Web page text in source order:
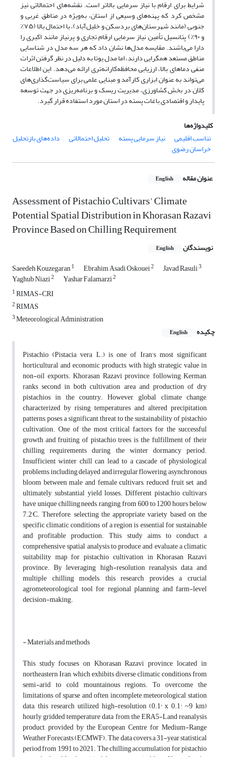
شرایط برای ارقام با نیاز سرمایی بالاتر است. نقشه‌های احتمالاتی نیز
مشخص کرد که پهنه‌های وسیعی از استان، به‌ویژه در مناطق غربی و
جنوبی (مانند شهرستان‌های بردسکن و خلیل‌آباد)، با احتمال بالا (۷۵٪
و ۹۰٪) پتانسیل تأمین نیاز سرمایی ارقام تجاری و پرنیاز مانند اکبری را
دارا می‌باشند. مقایسه مدل‌ها نشان داد که هر سه مدل در شناسایی
مناطق مستعد همگرایی دارند، اما مدل یوتا به دلیل در نظر گرفتن اثرات
منفی دماهای بالا، ارزیابی محافظه‌کارانه‌تری ارائه می‌دهد. این اطلاعات
می‌تواند به عنوان ابزاری کارآمد و مبنایی علمی برای سیاست‌گذاری‌های
کلان در بخش کشاورزی، مدیریت ریسک و برنامه‌ریزی در جهت توسعه
پایدار و اقتصادی باغات پسته در استان مورد استفاده قرار گیرد.
کلیدواژه‌ها
تناسب اقلیمی
نیاز سرمایی پسته تحلیل احتمالاتی داده‌های بازتحلیل
خراسان رضوی
عنوان مقاله English
Assessment of Pistachio Cultivars' Climate
Potential Spatial Distribution in Khorasan Razavi
Province Based on Chilling Requirement
نویسندگان English
Saeedeh Kouzegaran1 Ebrahim Asadi Oskouei2 Javad Rasuli3
Yaghub Niazi2 Yashar Falamarzi2
1RIMAS-CRI
2RIMAS
3Meteorological Administration
چکیده
English
Pistachio (Pistacia vera L.) is one of Iran's most significant
horticultural and economic products, with high strategic value in
non-oil exports. Khorasan Razavi province, following Kerman,
ranks second in both cultivation area and production of dry
pistachios in the country. However, global climate change,
characterized by rising temperatures and altered precipitation
patterns, poses a significant threat to the sustainability of pistachio
cultivation. One of the most critical factors for the successful
growth and fruiting of pistachio trees is the fulfillment of their
chilling requirements during the winter dormancy period.
Insufficient winter chill can lead to a cascade of physiological
problems, including delayed and irregular flowering, asynchronous
bloom between male and female cultivars, reduced fruit set, and
ultimately, substantial yield losses. Different pistachio cultivars
have unique chilling needs, ranging from 600 to 1200 hours below
7.2°C. Therefore, selecting the appropriate variety based on the
specific climatic conditions of a region is essential for sustainable
and profitable production. This study aims to conduct a
comprehensive spatial analysis to produce and evaluate a climatic
suitability map for pistachio cultivation in Khorasan Razavi
province. By leveraging high-resolution reanalysis data and
multiple chilling models, this research provides a crucial
agrometeorological tool for regional planning and farm-level
decision-making.
- Materials and methods
This study focuses on Khorasan Razavi province, located in
northeastern Iran, which exhibits diverse climatic conditions from
semi-arid to cold mountainous regions. To overcome the
limitations of sparse and often incomplete meteorological station
data, this research utilized high-resolution (0.1° x 0.1°, ~9 km)
hourly gridded temperature data from the ERA5-Land reanalysis
product, provided by the European Centre for Medium-Range
Weather Forecasts (ECMWF). The data covers a 31-year statistical
period from 1991 to 2021. The chilling accumulation for pistachio